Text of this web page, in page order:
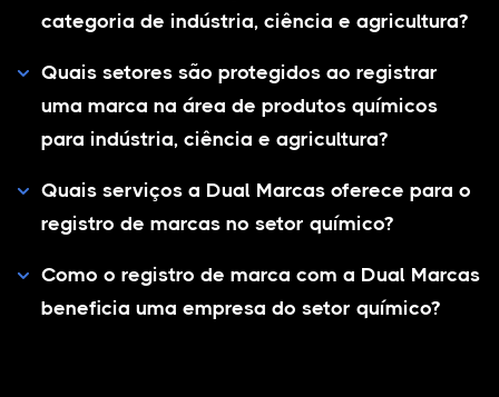
categoria de indústria, ciência e agricultura?
Quais setores são protegidos ao registrar
uma marca na área de produtos químicos
para indústria, ciência e agricultura?
Quais serviços a Dual Marcas oferece para o
registro de marcas no setor químico?
Como o registro de marca com a Dual Marcas
beneficia uma empresa do setor químico?